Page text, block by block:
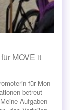
MOVE it
für Mon
betreut –
Aufgaben